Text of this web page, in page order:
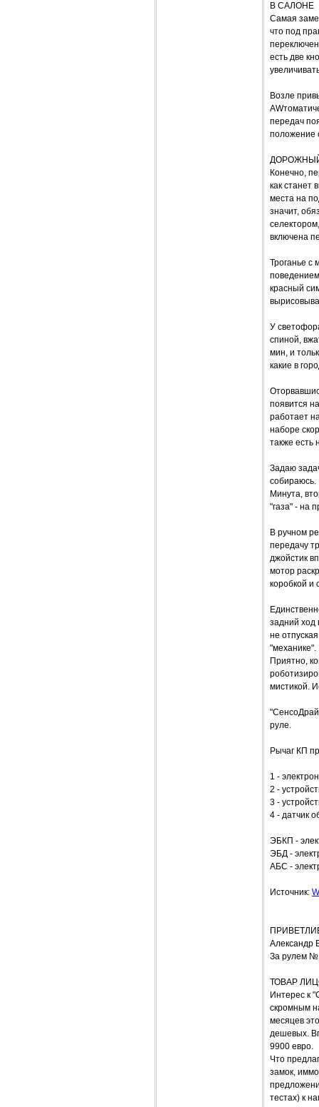
В САЛОНЕ
Самая
что под
есть две
Возле
передач
положение
Конечно,
как станет
места на
значит,
включена
Троганье с
красный
У
спиной,
мин, и
какие в
появится
работает
наборе
также есть
Задаю
собираюсь.
Минута,
"газа" - на
В ручном
передачу
джойстик
мотор
коробкой и
задний ход
не
"механике".
Приятно,
мистикой.
руле.
Рычаг КП
1 -
2 -
3 -
4 - датчик
ЭБКП -
ЭБД -
АБС -
Источник:
Александр
За рулем
ТОВАР
Интерес к
скромным
месяцев
дешевых.
9900 евро.
Что
замок,
тестах) к